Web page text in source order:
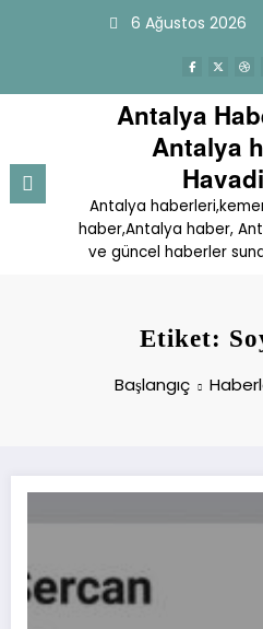
6 Ağustos 2026
Antalya
Antalya
Antalya
haber,Antalya haber,
ve güncel haberler
Etiket:
Başlangıç